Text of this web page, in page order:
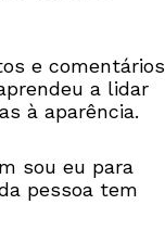
e comentários
a lidar
à aparência.
sou eu para
pessoa tem